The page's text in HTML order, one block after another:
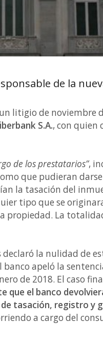
de la
litigio de noviembre
S.A., con quien
de los prestatarios”,
que pudieran
la tasación del
tipo que se
propiedad. La
declaró la nulidad de
apeló la
de 2018. El caso
que el banco
tasación, registro y
a cargo del